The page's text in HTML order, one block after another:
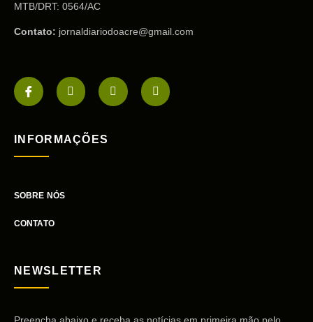
MTB/DRT: 0564/AC
Contato: jornaldiariodoacre@gmail.com
INFORMAÇÕES
SOBRE NÓS
CONTATO
NEWSLETTER
Preencha abaixo e receba as notícias em primeira mão pelo